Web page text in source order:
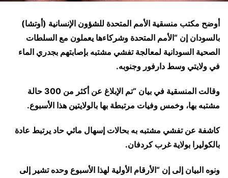
أوضح مكتب منسقية الأمم المتحدة للشؤون الإنسانية (أوتشا)
بالسودان إن “الأمم المتحدة وشركاءها يعملون مع السلطات
الصحية السودانية لمعالجة تفشي مشتبه بإصابتهم بجدري الماء
في ولايتي وسط دارفور وجنوبه.
وقالت المنسقية في بيان “تم الإبلاغ عن أكثر من 300 حالة
مشتبه بها، وخمس وفيات مرتبطة بها بالولايتين هذا الأسبوع.
كاشفة عن تفشي مشتبه به بحالات إسهال مائي حاد يرتبط عادة
بالكوليرا بولاية غرب كردفان.
ونوه البيان إلى إن “الأرقام الأولية لهذا الأسبوع وحده تشير إلى